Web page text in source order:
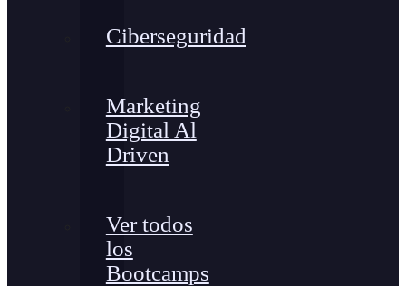
Ciberseguridad
Marketing
Digital Al
Driven
Ver todos
los
Bootcamps